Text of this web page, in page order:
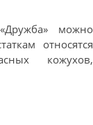
можно
относятся
кожухов,